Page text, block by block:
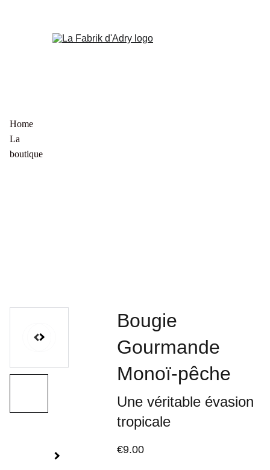
Home
La
boutique
Bougie
Gourmande
Monoï-pêche
Une véritable évasion
tropicale
€9.00